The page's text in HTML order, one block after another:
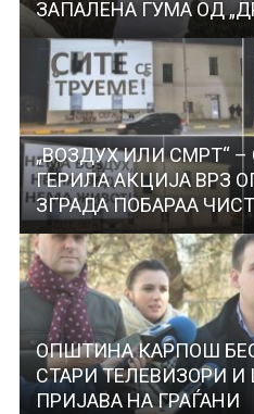
ЗАПАЛЕНА ГУМА ОД
„ВОЗДУХ ИЛИ СМРТ“
ГЕРИЛА АКЦИЈА ВРЗ
ЗГРАДА ПОБАРАА
ОПШТИНА КАРПОШ
СТАРИ ТЕЛЕВИЗОРИ
ПРИЈАВА НА ГРАЃАНИ